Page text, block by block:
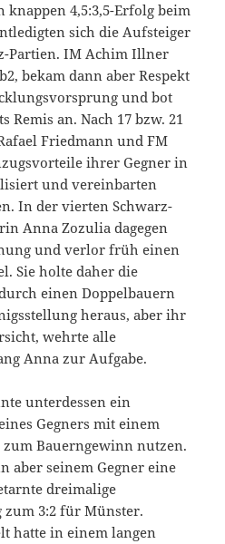
knappen 4,5:3,5-Erfolg beim
sich die Aufsteiger
Partien. IM Achim Illner
bekam dann aber Respekt
und bot
Remis an. Nach 17 bzw. 21
Friedmann und FM
ihrer Gegner in
und vereinbarten
In der vierten Schwarz-
Anna Zozulia dagegen
und verlor früh einen
Sie holte daher die
einen Doppelbauern
heraus, aber ihr
wehrte alle
Anna zur Aufgabe.
unterdessen ein
Gegners mit einem
Bauerngewinn nutzen.
aber seinem Gegner eine
dreimalige
3:2 für Münster.
hatte in einem langen